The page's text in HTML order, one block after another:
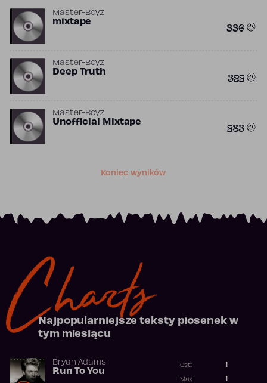
Master-Boyz
mixtape 336
Master-Boyz
Deep Truth 322
Master-Boyz
Unofficial Mixtape 283
Koniec wyników
Charts
Najpopularniejsze teksty piosenek w
tym miesiącu
Bryan Adams
Run To You
Ost.:
Max: